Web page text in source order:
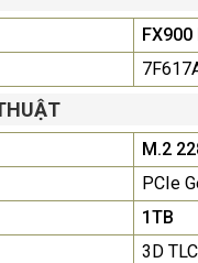
FX900
M.2
PCIe
1TB
3D